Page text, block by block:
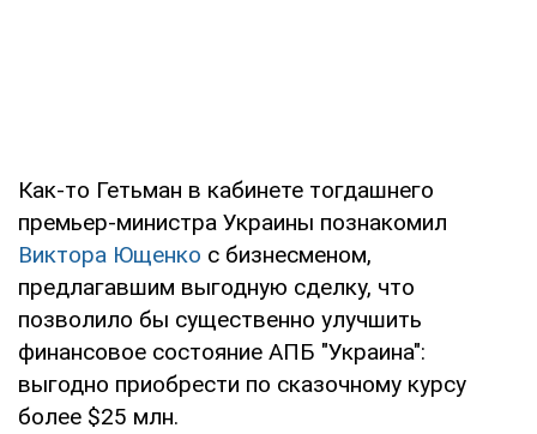
Как-то Гетьман в кабинете тогдашнего
премьер-министра Украины познакомил
Виктора Ющенко с бизнесменом,
предлагавшим выгодную сделку, что
позволило бы существенно улучшить
финансовое состояние АПБ "Украина":
выгодно приобрести по сказочному курсу
более $25 млн.